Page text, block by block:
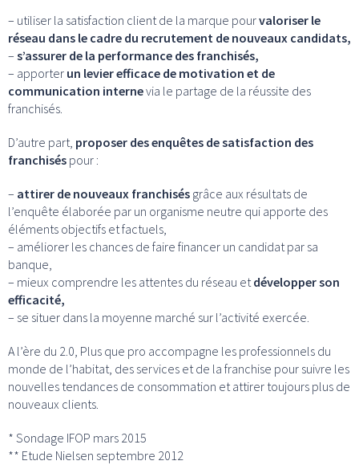
– utiliser la satisfaction client de la marque pourvaloriser le
réseau dans le cadre du recrutement de nouveaux candidats,
– s’assurer de la performance des franchisés,
– apporter un levier efficace de motivation et de
communication internevia le partage de la réussite des
franchisés.
D’autre part, proposer des enquêtes de satisfaction des
franchisés pour :
– attirer de nouveaux franchisés grâce aux résultats de
l’enquête élaborée par un organisme neutre qui apporte des
éléments objectifs et factuels,
– améliorer les chances de faire financer un candidat par sa
banque,
– mieux comprendre les attentes du réseau et développer son
efficacité,
– se situer dans la moyenne marché sur l’activité exercée.
A l’ère du 2.0, Plus que pro accompagne les professionnels du
monde de l’habitat, des services et de la franchise pour suivre les
nouvelles tendances de consommation et attirer toujours plus de
nouveaux clients.
* Sondage IFOP mars 2015
** Etude Nielsen septembre 2012